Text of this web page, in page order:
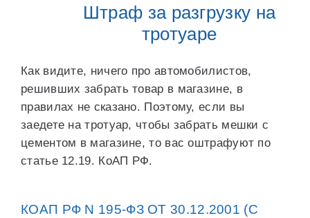
Штраф за разгрузку на
тротуаре
Как видите, ничего про автомобилистов,
решивших забрать товар в магазине, в
правилах не сказано. Поэтому, если вы
заедете на тротуар, чтобы забрать мешки с
цементом в магазине, то вас оштрафуют по
статье 12.19. КоАП РФ.
КОАП РФ N 195-ФЗ ОТ 30.12.2001 (С